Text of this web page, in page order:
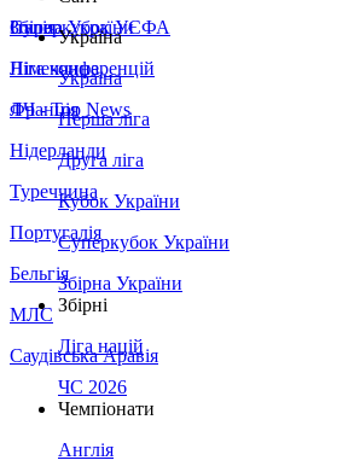
Збірна України
Італія
Німеччина
Франція
Нідерланди
Туреччина
Португалія
Бельгія
МЛС
Саудівська Аравія
Суперкубок УЄФА
Ліга конференцій
ЛЧ - Top News
Україна
Україна
Перша ліга
Друга ліга
Кубок України
Суперкубок України
Збірна України
Збірні
Ліга націй
ЧС 2026
Чемпіонати
Англія